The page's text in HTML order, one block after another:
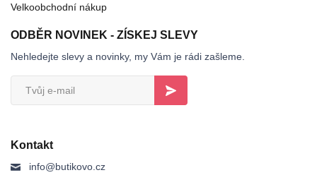
Velkoobchodní nákup
ODBĚR NOVINEK - ZÍSKEJ SLEVY
Nehledejte slevy a novinky, my Vám je rádi zašleme.
Kontakt
info@butikovo.cz